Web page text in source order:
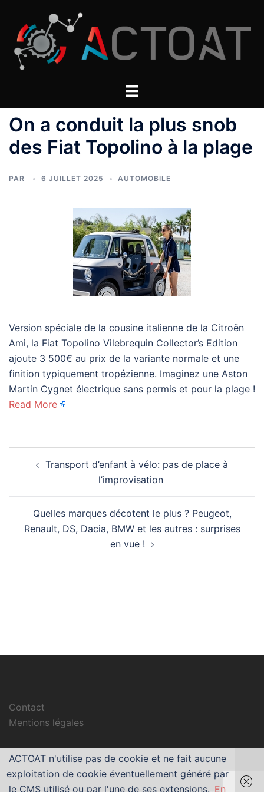
contenu
On a conduit la plus snob
des Fiat Topolino à la plage
PAR 6 JUILLET 2025 AUTOMOBILE
Version spéciale de la cousine italienne de la Citroën
Ami, la Fiat Topolino Vilebrequin Collector’s Edition
ajoute 3 500€ au prix de la variante normale et une
finition typiquement tropézienne. Imaginez une Aston
Martin Cygnet électrique sans permis et pour la plage !
Read More
d’articleTransport d’enfant à vélo: pas de place à
l’improvisation
Quelles marques décotent le plus ? Peugeot,
Renault, DS, Dacia, BMW et les autres : surprises
en vue !
Contact
Mentions légales
ACTOAT n'utilise pas de cookie et ne fait aucune
exploitation de cookie éventuellement généré par
le CMS utilisé ou par l'une de ses extensions. En